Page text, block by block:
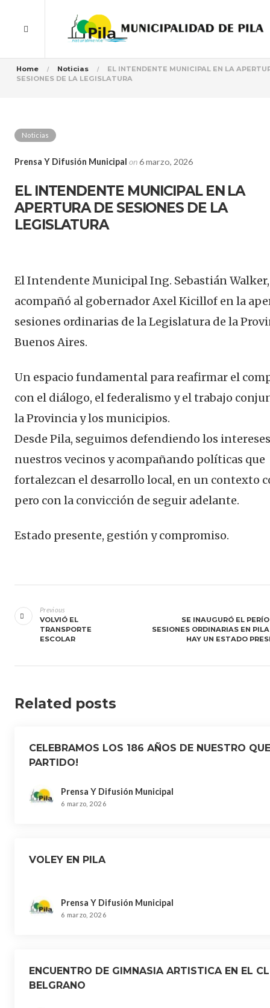
Home Noticias
EL INTENDENTE MUNICIPAL EN LA
SESIONES DE LA LEGISLATURA
Noticias
Prensa Y Difusión Municipal on6 marzo, 2026
EL INTENDENTE MUNICIPAL EN LA
APERTURA DE SESIONES DE LA
LEGISLATURA
El Intendente Municipal Ing. Sebastián Walker,
acompañó al gobernador Axel Kicillof en la
sesiones ordinarias de la Legislatura de la
Buenos Aires.
Un espacio fundamental para reafirmar el
con el diálogo, el federalismo y el trabajo
la Provincia y los municipios.
Desde Pila, seguimos defendiendo los
nuestros vecinos y acompañando políticas que
fortalezcan el desarrollo local, en un contexto
pero con la convicción de seguir adelante.
Estado presente, gestión y compromiso.
de
entradas
Previous
VOLVIÓ EL
TRANSPORTE
ESCOLAR
SE INAUGURÓ EL
SESIONES ORDINARIAS EN
HAY UN ESTADO
Related posts
CELEBRAMOS LOS 186 AÑOS DE NUESTRO
PARTIDO!
Prensa Y Difusión Municipal
6 marzo, 2026
VOLEY EN PILA
Prensa Y Difusión Municipal
6 marzo, 2026
ENCUENTRO DE GIMNASIA ARTISTICA EN EL
BELGRANO